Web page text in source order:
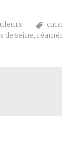
de seine,